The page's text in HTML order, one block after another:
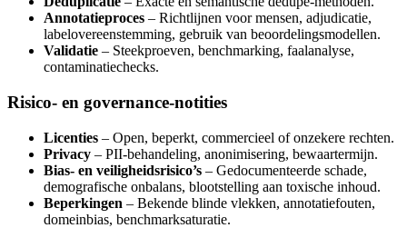
Annotatieproces – Richtlijnen voor mensen, adjudicatie,
labelovereenstemming, gebruik van beoordelingsmodellen.
Validatie – Steekproeven, benchmarking, faalanalyse,
contaminatiechecks.
Risico- en governance-notities
Licenties – Open, beperkt, commercieel of onzekere rechten.
Privacy – PII-behandeling, anonimisering, bewaartermijn.
Bias- en veiligheidsrisico’s – Gedocumenteerde schade,
demografische onbalans, blootstelling aan toxische inhoud.
Beperkingen – Bekende blinde vlekken, annotatiefouten,
domeinbias, benchmarksaturatie.